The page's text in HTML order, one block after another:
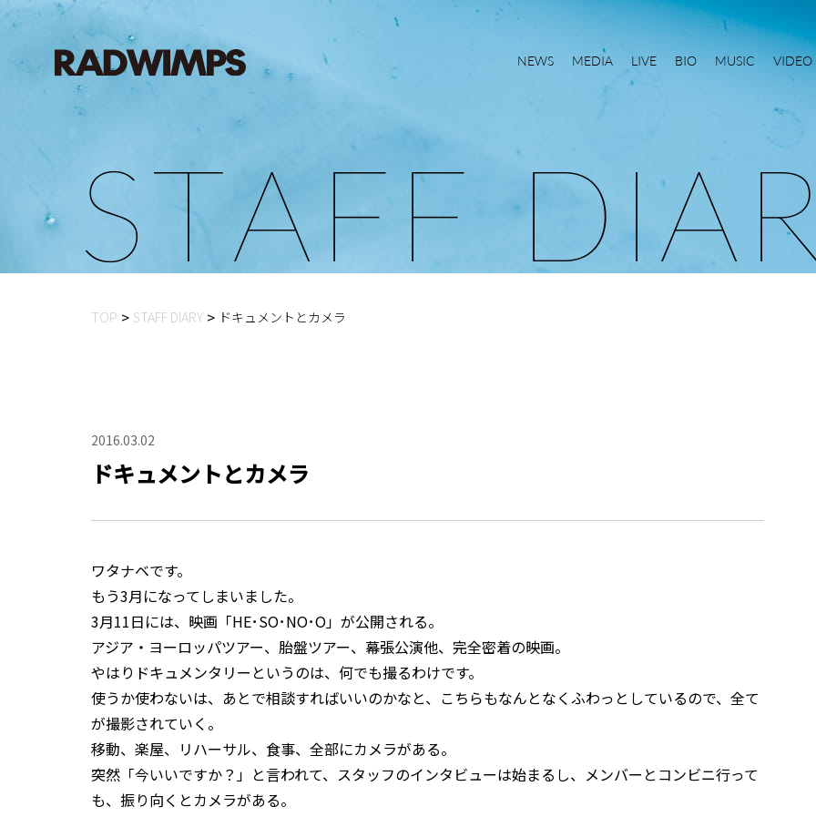
NEWS MEDIA LIVE BIO MUSIC VIDEO
S TAFF D I A
TOP STAFF DIARY ドキュメントとカメラ
2016.03.02
ドキュメントとカメラ
ワタナベです。
もう3月になってしまいました。
3月11日には、映画「HE･SO･NO･O」が公開される。
アジア・ヨーロッパツアー、胎盤ツアー、幕張公演他、完全密着の映画。
やはりドキュメンタリーというのは、何でも撮るわけです。
使うか使わないは、あとで相談すればいいのかなと、こちらもなんとなくふわっとしているので、全て
が撮影されていく。
移動、楽屋、リハーサル、食事、全部にカメラがある。
突然「今いいですか？」と言われて、スタッフのインタビューは始まるし、メンバーとコンビニ行って
も、振り向くとカメラがある。